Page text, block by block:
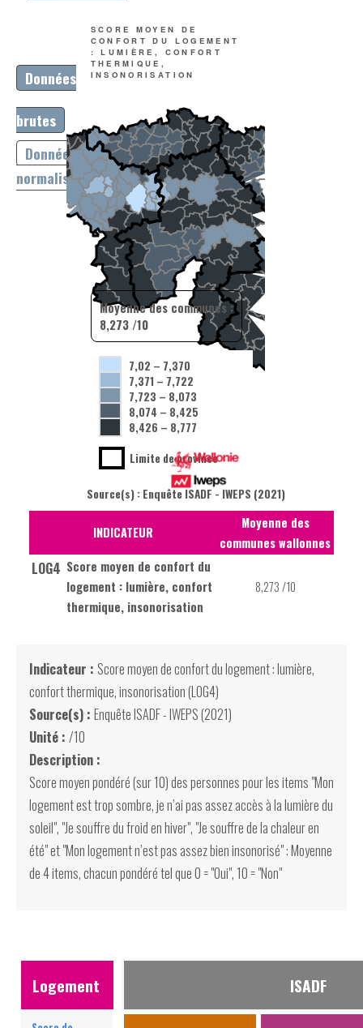
Données
brutes
Données
normalisées
SCORE MOYEN DE
CONFORT DU LOGEMENT
: LUMIÈRE, CONFORT
THERMIQUE,
INSONORISATION
Moyenne des communes :
8,273 /10
7,02 – 7,370
7,371 – 7,722
7,723 – 8,073
8,074 – 8,425
8,426 – 8,777
Limite de province
Source(s) : Enquête ISADF - IWEPS (2021)
INDICATEUR
Moyenne des
communes wallonnes
LOG4 Score moyen de confort du
logement : lumière, confort
thermique, insonorisation
8,273 /10
Indicateur : Score moyen de confort du logement : lumière,
confort thermique, insonorisation (LOG4)
Source(s) : Enquête ISADF - IWEPS (2021)
Unité : /10
Description :
Score moyen pondéré (sur 10) des personnes pour les items "Mon
logement est trop sombre, je n’ai pas assez accès à la lumière du
soleil", "Je souffre du froid en hiver", "Je souffre de la chaleur en
été" et "Mon logement n’est pas assez bien insonorisé" : Moyenne
de 4 items, chacun pondéré tel que 0 = "Oui", 10 = "Non"
Logement ISADF